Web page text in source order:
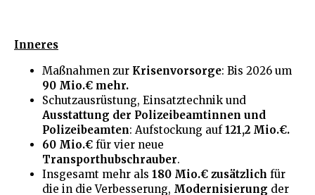
Inneres
Maßnahmen zur Krisenvorsorge: Bis 2026 um
90 Mio.€ mehr.
Schutzausrüstung, Einsatztechnik und
Ausstattung der Polizeibeamtinnen und
Polizeibeamten: Aufstockung auf121,2 Mio.€.
60 Mio.€ für vier neue
Transporthubschrauber.
Insgesamt mehr als 180 Mio.€ zusätzlich für
die in die Verbesserung, Modernisierung der